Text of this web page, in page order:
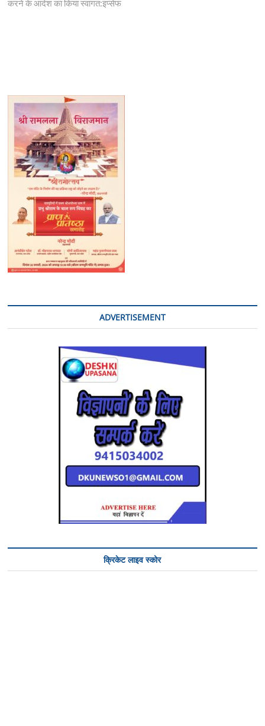
करने के आदेश का किया स्वागत:इप्सेफ
ADVERTISEMENT
क्रिकेट लाइव स्कोर